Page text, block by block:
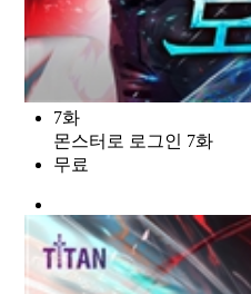
7화
몬스터로 로그인 7화
무료